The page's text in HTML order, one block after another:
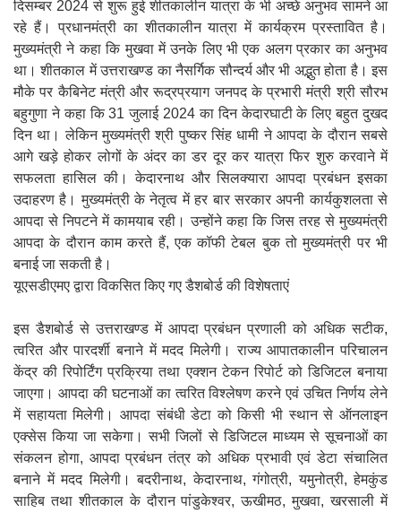
दिसम्बर 2024 से शुरू हुई शीतकालीन यात्रा के भी अच्छे अनुभव सामने आ
रहे हैं। प्रधानमंत्री का शीतकालीन यात्रा में कार्यक्रम प्रस्तावित है।
मुख्यमंत्री ने कहा कि मुखवा में उनके लिए भी एक अलग प्रकार का अनुभव
था। शीतकाल में उत्तराखण्ड का नैसर्गिक सौन्दर्य और भी अद्भुत होता है। इस
मौके पर कैबिनेट मंत्री और रूद्रप्रयाग जनपद के प्रभारी मंत्री श्री सौरभ
बहुगुणा ने कहा कि 31 जुलाई 2024 का दिन केदारघाटी के लिए बहुत दुखद
दिन था। लेकिन मुख्यमंत्री श्री पुष्कर सिंह धामी ने आपदा के दौरान सबसे
आगे खड़े होकर लोगों के अंदर का डर दूर कर यात्रा फिर शुरु करवाने में
सफलता हासिल की। केदारनाथ और सिलक्यारा आपदा प्रबंधन इसका
उदाहरण है। मुख्यमंत्री के नेतृत्व में हर बार सरकार अपनी कार्यकुशलता से
आपदा से निपटने में कामयाब रही। उन्होंने कहा कि जिस तरह से मुख्यमंत्री
आपदा के दौरान काम करते हैं, एक कॉफी टेबल बुक तो मुख्यमंत्री पर भी
बनाई जा सकती है।
यूएसडीएमए द्वारा विकसित किए गए डैशबोर्ड की विशेषताएं
इस डैशबोर्ड से उत्तराखण्ड में आपदा प्रबंधन प्रणाली को अधिक सटीक,
त्वरित और पारदर्शी बनाने में मदद मिलेगी। राज्य आपातकालीन परिचालन
केंद्र की रिपोर्टिंग प्रक्रिया तथा एक्शन टेकन रिपोर्ट को डिजिटल बनाया
जाएगा। आपदा की घटनाओं का त्वरित विश्लेषण करने एवं उचित निर्णय लेने
में सहायता मिलेगी। आपदा संबंधी डेटा को किसी भी स्थान से ऑनलाइन
एक्सेस किया जा सकेगा। सभी जिलों से डिजिटल माध्यम से सूचनाओं का
संकलन होगा, आपदा प्रबंधन तंत्र को अधिक प्रभावी एवं डेटा संचालित
बनाने में मदद मिलेगी। बदरीनाथ, केदारनाथ, गंगोत्री, यमुनोत्री, हेमकुंड
साहिब तथा शीतकाल के दौरान पांडुकेश्वर, ऊखीमठ, मुखवा, खरसाली में